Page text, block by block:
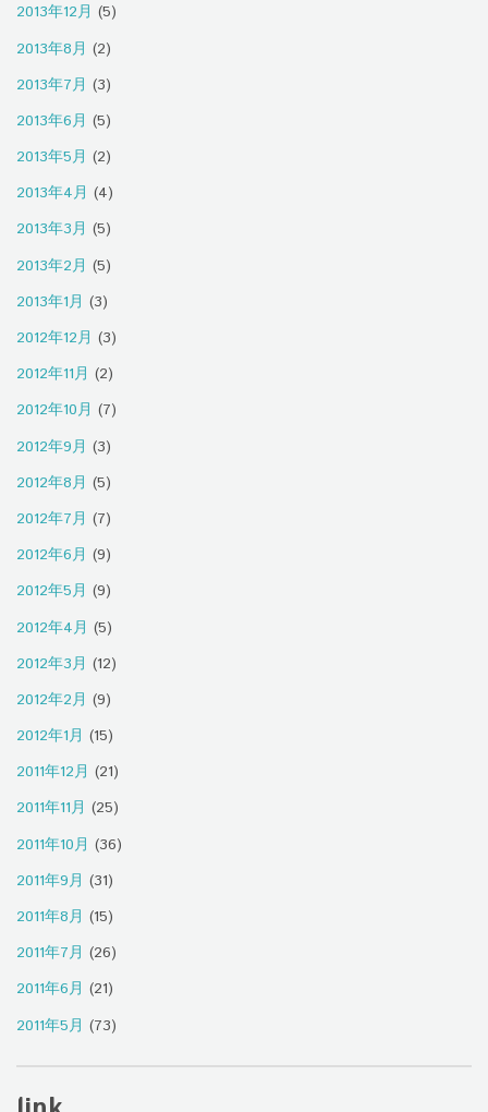
2013年12月 (5)
2013年8月 (2)
2013年7月 (3)
2013年6月 (5)
2013年5月 (2)
2013年4月 (4)
2013年3月 (5)
2013年2月 (5)
2013年1月 (3)
2012年12月 (3)
2012年11月 (2)
2012年10月 (7)
2012年9月 (3)
2012年8月 (5)
2012年7月 (7)
2012年6月 (9)
2012年5月 (9)
2012年4月 (5)
2012年3月 (12)
2012年2月 (9)
2012年1月 (15)
2011年12月 (21)
2011年11月 (25)
2011年10月 (36)
2011年9月 (31)
2011年8月 (15)
2011年7月 (26)
2011年6月 (21)
2011年5月 (73)